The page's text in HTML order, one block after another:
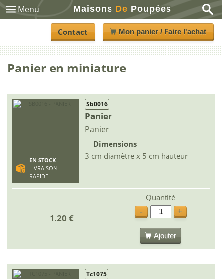
Menu Maisons De Poupées
Contact Mon panier / Faire l'achat
Panier en miniature
EN STOCK
LIVRAISON
RAPIDE
Sb0016
Panier
Panier
Dimensions
3 cm diamètre x 5 cm hauteur
1.20 €
Quantité
-
+
Ajouter
Tc1075